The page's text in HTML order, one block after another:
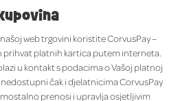
web trgovini koristite CorvusPay –
prihvat platnih kartica putem interneta.
u kontakt s podacima o Vašoj platnoj
čak i djelatnicima CorvusPay
prenosi i upravlja osjetljivim